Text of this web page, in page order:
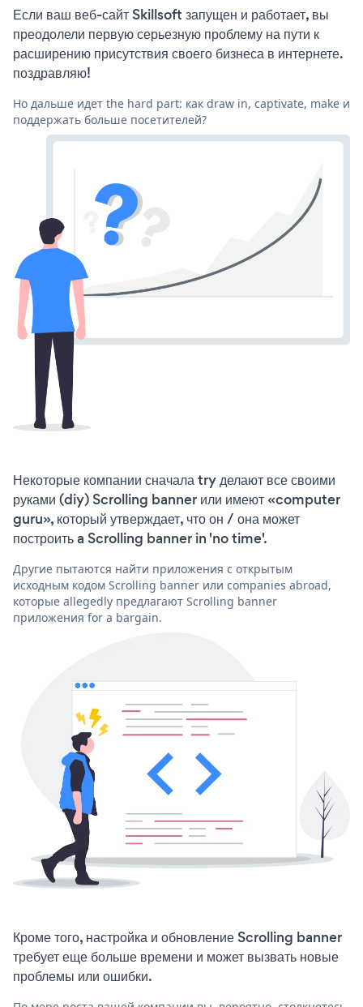
Если ваш веб-сайт Skillsoft запущен и работает, вы
преодолели первую серьезную проблему на пути к
расширению присутствия своего бизнеса в интернете.
поздравляю!
Но дальше идет the hard part: как draw in, captivate, make и
поддержать больше посетителей?
Некоторые компании сначала try делают все своими
руками (diy) Scrolling banner или имеют «computer
guru», который утверждает, что он / она может
построить a Scrolling banner in 'no time'.
Другие пытаются найти приложения с открытым
исходным кодом Scrolling banner или companies abroad,
которые allegedly предлагают Scrolling banner
приложения for a bargain.
Кроме того, настройка и обновление Scrolling banner
требует еще больше времени и может вызвать новые
проблемы или ошибки.